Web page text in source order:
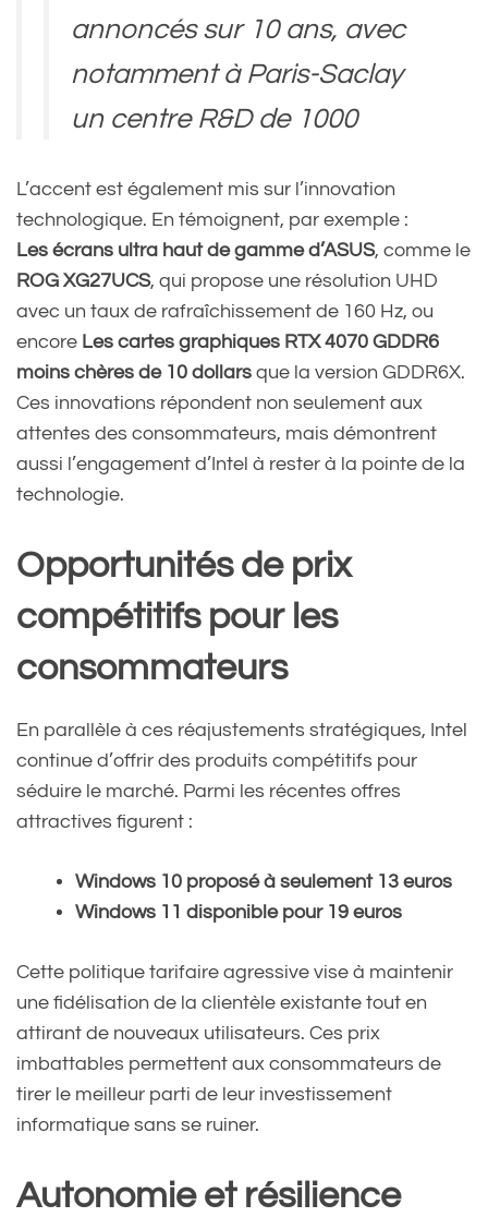
annoncés sur 10 ans, avec
notamment à Paris-Saclay
un centre R&D de 1000
Allemagne. L’Europe
subventionnait pour
s’assurer…
https://t.co/73cnRMMwI7
— Guillaume Champeau
(@gchampeau) July 20,
L’accent est également mis sur l’innovation
technologique. En témoignent, par exemple :
Les écrans ultra haut de gamme d’ASUS, comme le
ROG XG27UCS, qui propose une résolution UHD
avec un taux de rafraîchissement de 160 Hz, ou
encore Les cartes graphiques RTX 4070 GDDR6
moins chères de 10 dollars que la version GDDR6X.
Ces innovations répondent non seulement aux
attentes des consommateurs, mais démontrent
aussi l’engagement d’Intel à rester à la pointe de la
technologie.
Opportunités de prix
compétitifs pour les
consommateurs
En parallèle à ces réajustements stratégiques, Intel
continue d’offrir des produits compétitifs pour
séduire le marché. Parmi les récentes offres
attractives figurent :
Windows 10 proposé à seulement 13 euros
Windows 11 disponible pour 19 euros
Cette politique tarifaire agressive vise à maintenir
une fidélisation de la clientèle existante tout en
attirant de nouveaux utilisateurs. Ces prix
imbattables permettent aux consommateurs de
tirer le meilleur parti de leur investissement
informatique sans se ruiner.
Autonomie et résilience